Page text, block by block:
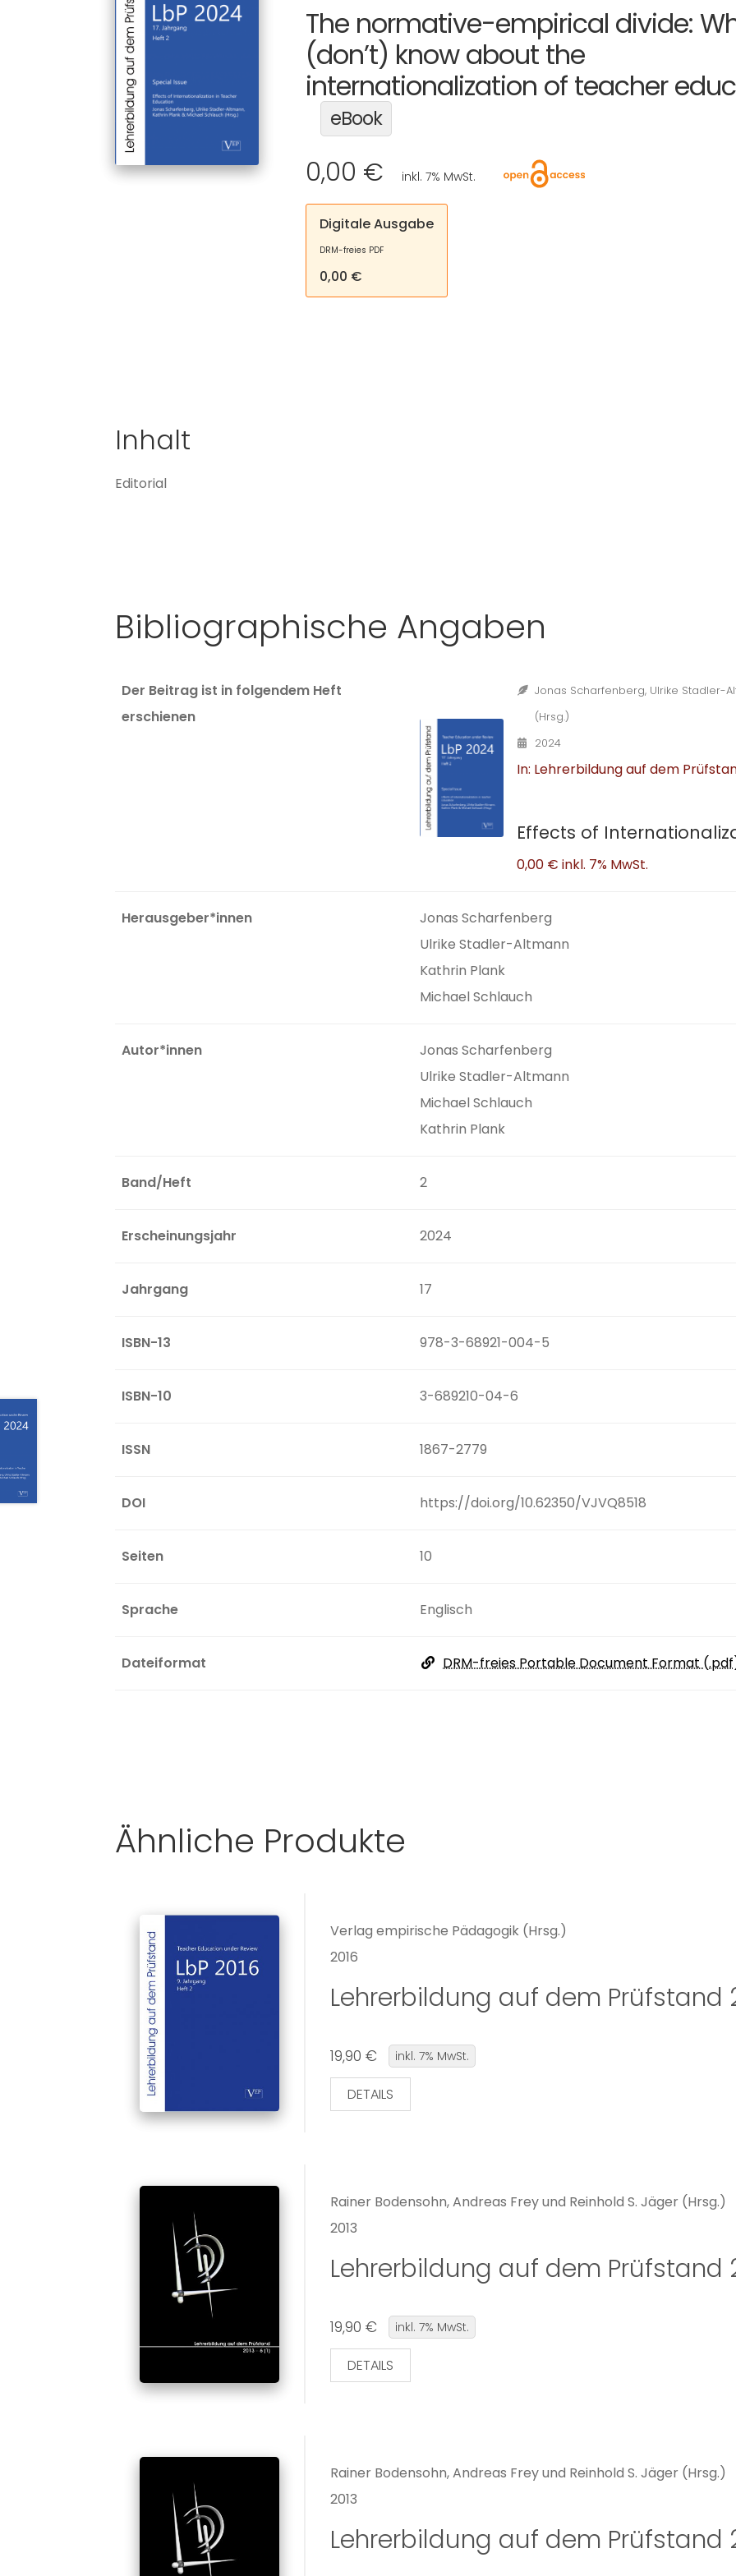
The normative-empirical divide:
(don’t) know about the
internationalization of teacher
eBook
0,00 € inkl. 7% MwSt.
Digitale Ausgabe
DRM-freies PDF
0,00 €
Inhalt
Editorial
Bibliographische Angaben
Der Beitrag ist in folgendem Heft
erschienen
Jonas Scharfenberg, Ulrike Stadler-
(Hrsg.)
2024
In: Lehrerbildung auf dem
Effects of
0,00 € inkl. 7% MwSt.
Herausgeber*innen
Jonas Scharfenberg
Ulrike Stadler-Altmann
Kathrin Plank
Michael Schlauch
Autor*innen
Jonas Scharfenberg
Ulrike Stadler-Altmann
Michael Schlauch
Kathrin Plank
Band/Heft 2
Erscheinungsjahr 2024
Jahrgang 17
ISBN-13 978-3-68921-004-5
ISBN-10 3-689210-04-6
ISSN 1867-2779
DOI https://doi.org/10.62350/VJVQ8518
Seiten 10
Sprache Englisch
Dateiformat DRM-freies Portable Document Format
Ähnliche Produkte
Verlag empirische Pädagogik (Hrsg.)
2016
Lehrerbildung auf dem Prüfstand
19,90 € inkl. 7% MwSt.
DETAILS
Rainer Bodensohn, Andreas Frey und Reinhold S. Jäger (Hrsg.)
2013
Lehrerbildung auf dem Prüfstand
19,90 € inkl. 7% MwSt.
DETAILS
Rainer Bodensohn, Andreas Frey und Reinhold S. Jäger (Hrsg.)
2013
Lehrerbildung auf dem Prüfstand